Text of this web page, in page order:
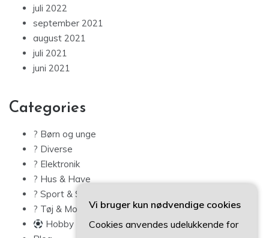
juli 2022
september 2021
august 2021
juli 2021
juni 2021
Categories
? Børn og unge
? Diverse
? Elektronik
? Hus & Have
? Sport & Sundhed
? Tøj & Mode
Hobby
Vi bruger kun nødvendige cookies
Cookies anvendes udelukkende for